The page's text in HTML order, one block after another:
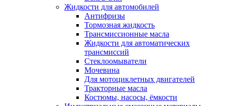
Жидкости для автомобилей
Антифризы
Тормозная жидкость
Трансмиссионные масла
Жидкости для автоматических
трансмиссий
Стеклоомыватели
Мочевина
Для мотоциклетных двигателей
Тракторные масла
Костюмы, насосы, ёмкости